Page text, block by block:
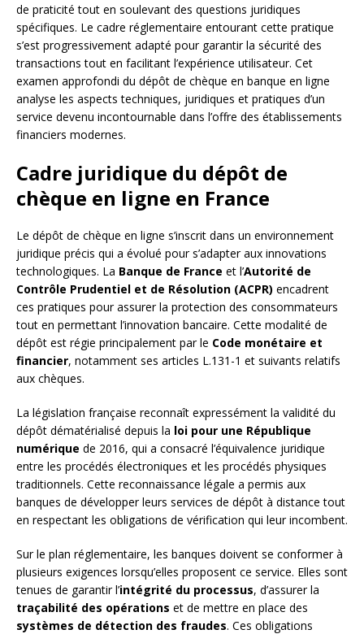
de praticité tout en soulevant des questions juridiques
spécifiques. Le cadre réglementaire entourant cette pratique
s’est progressivement adapté pour garantir la sécurité des
transactions tout en facilitant l’expérience utilisateur. Cet
examen approfondi du dépôt de chèque en banque en ligne
analyse les aspects techniques, juridiques et pratiques d’un
service devenu incontournable dans l’offre des établissements
financiers modernes.
Cadre juridique du dépôt de
chèque en ligne en France
Le dépôt de chèque en ligne s’inscrit dans un environnement
juridique précis qui a évolué pour s’adapter aux innovations
technologiques. La Banque de France et l’Autorité de
Contrôle Prudentiel et de Résolution (ACPR) encadrent
ces pratiques pour assurer la protection des consommateurs
tout en permettant l’innovation bancaire. Cette modalité de
dépôt est régie principalement par le Code monétaire et
financier, notamment ses articles L.131-1 et suivants relatifs
aux chèques.
La législation française reconnaît expressément la validité du
dépôt dématérialisé depuis la loi pour une République
numérique de 2016, qui a consacré l’équivalence juridique
entre les procédés électroniques et les procédés physiques
traditionnels. Cette reconnaissance légale a permis aux
banques de développer leurs services de dépôt à distance tout
en respectant les obligations de vérification qui leur incombent.
Sur le plan réglementaire, les banques doivent se conformer à
plusieurs exigences lorsqu’elles proposent ce service. Elles sont
tenues de garantir l’intégrité du processus, d’assurer la
traçabilité des opérations et de mettre en place des
systèmes de détection des fraudes. Ces obligations